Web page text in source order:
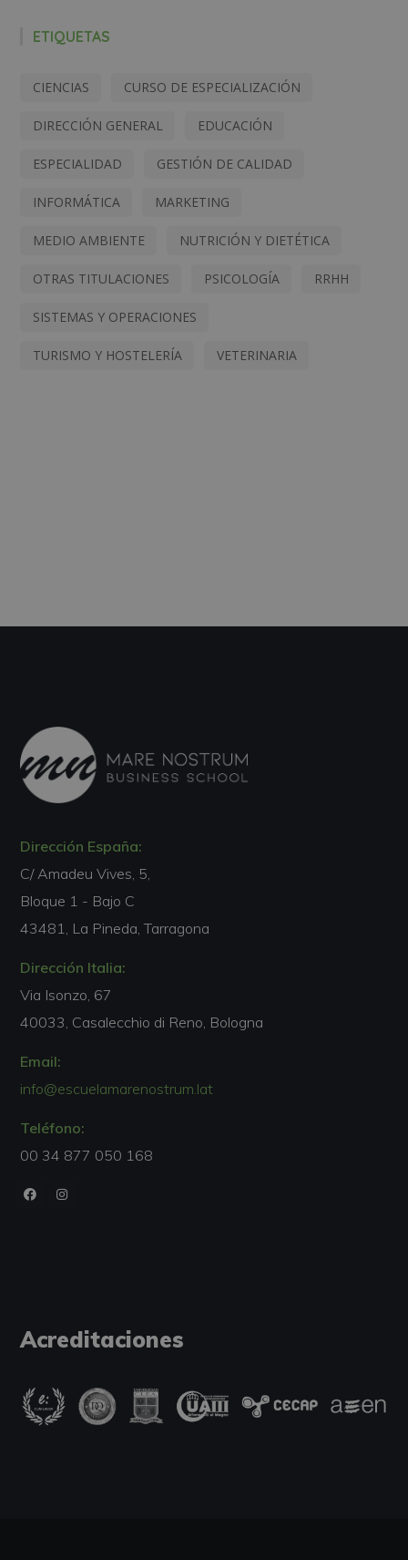
ETIQUETAS
CIENCIAS CURSO DE ESPECIALIZACIÓN
DIRECCIÓN GENERAL EDUCACIÓN
ESPECIALIDAD GESTIÓN DE CALIDAD
INFORMÁTICA MARKETING
MEDIO AMBIENTE NUTRICIÓN Y DIETÉTICA
OTRAS TITULACIONES PSICOLOGÍA RRHH
SISTEMAS Y OPERACIONES
TURISMO Y HOSTELERÍA VETERINARIA
Dirección España:
C/ Amadeu Vives, 5,
Bloque 1 - Bajo C
43481, La Pineda, Tarragona
Dirección Italia:
Via Isonzo, 67
40033, Casalecchio di Reno, Bologna
Email:
info@escuelamarenostrum.lat
Teléfono:
00 34 877 050 168
Acreditaciones